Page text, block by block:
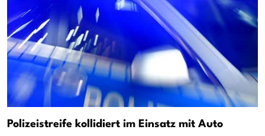
Polizeistreife kollidiert im Einsatz mit Auto